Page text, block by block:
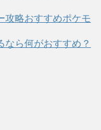
攻略おすすめポケモ
なら何がおすすめ？